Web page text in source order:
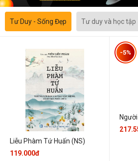
Tư Duy - Sống Đẹp Tư duy và học tập
Liễu Phàm Tứ Huấn (NS)
119.000đ
-5%